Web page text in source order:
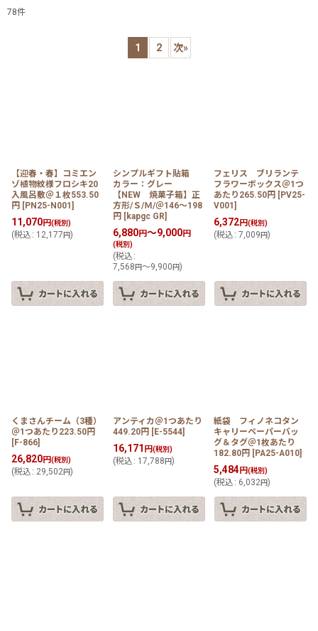
78件
1 2 次»
【迎春・春】コミエン
ゾ植物紋様フロシキ20
入風呂敷＠１枚553.50
円 [PN25-N001 ]
11,070円(税別)
(税込 : 12,177 円)
シンプルギフト貼箱
カラー：グレー
【NEW 焼菓子箱】正
方形/Ｓ/Ｍ/＠146〜198
円 [kapgc GR]
6,880円～9,000円
(税別)
(税込 :
7,568 円～9,900 円)
フェリス ブリランテ
フラワーボックス＠1つ
あたり265.50円 [PV25-
V001]
6,372円(税別)
(税込 : 7,009円)
くまさんチーム（3種）
＠1つあたり223.50円
[F-866]
26,820円(税別)
(税込 : 29,502円)
アンティカ＠1つあたり
449.20円 [E-5544]
16,171 円(税別)
(税込 : 17,788 円)
紙袋 フィノネコタン
キャリーペーパーバッ
グ＆タグ＠1枚あたり
182.80円 [PA25-A010]
5,484 円(税別)
(税込 : 6,032円)